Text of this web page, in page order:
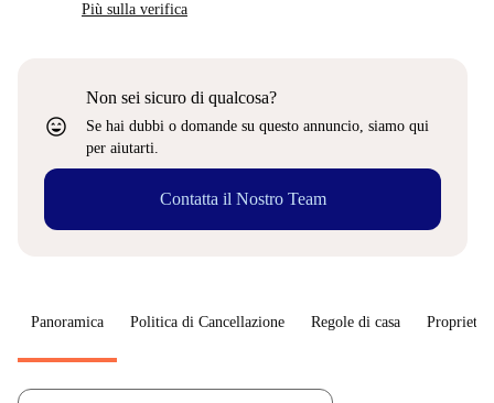
Più sulla verifica
sentiment_very_satisfied
Non sei sicuro di qualcosa?
Se hai dubbi o domande su questo annuncio, siamo qui
per aiutarti.
Contatta il Nostro Team
Panoramica Politica di Cancellazione Regole di casa